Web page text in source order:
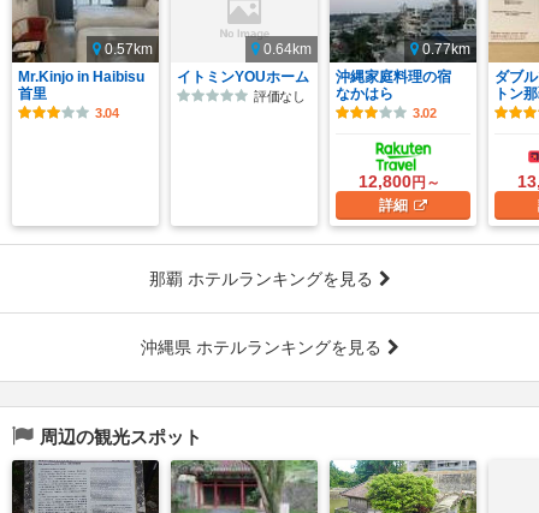
0.57km
Mr.Kinjo in Haibisu
首里
3.04
0.64km
イトミンYOUホーム
評価なし
0.77km
沖縄家庭料理の宿
なかはら
3.02
12,800円～
詳細
ダブ
トン
那覇 ホテルランキングを見る
沖縄県 ホテルランキングを見る
周辺の観光スポット